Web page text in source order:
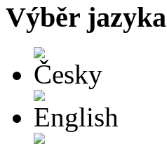
Výběr jazyka